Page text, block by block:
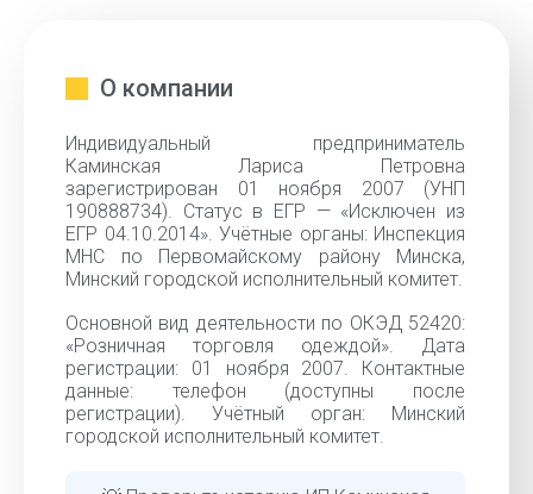
О компании
Индивидуальный предприниматель
Каминская Лариса Петровна
зарегистрирован 01 ноября 2007 (УНП
190888734). Статус в ЕГР — «Исключен из
ЕГР 04.10.2014». Учётные органы: Инспекция
МНС по Первомайскому району Минска,
Минский городской исполнительный комитет.
Основной вид деятельности по ОКЭД 52420:
«Розничная торговля одеждой». Дата
регистрации: 01 ноября 2007. Контактные
данные: телефон (доступны после
регистрации). Учётный орган: Минский
городской исполнительный комитет.